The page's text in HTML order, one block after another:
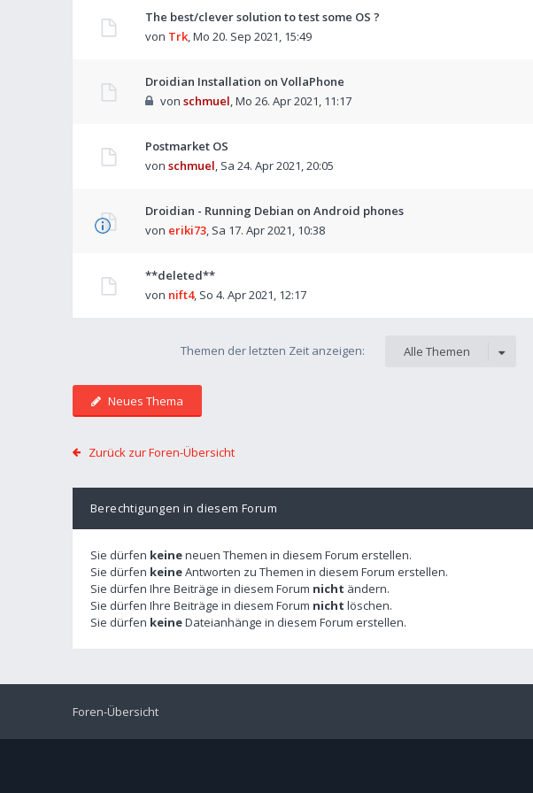
The best/clever solution to test some OS ?
von Trk,Mo 20. Sep 2021, 15:49
Droidian Installation on VollaPhone
von schmuel,Mo 26. Apr 2021, 11:17
Postmarket OS
von schmuel, Sa 24. Apr 2021, 20:05
Droidian - Running Debian on Android phones
von eriki73, Sa 17. Apr 2021, 10:38
**deleted**
von nift4, So 4. Apr 2021, 12:17
Themen der letzten Zeit anzeigen: Alle Themen
Neues Thema
Zurück zur Foren-Übersicht
Berechtigungen in diesem Forum
Sie dürfen keineneuen Themen in diesem Forum erstellen.
Sie dürfen keineAntworten zu Themen in diesem Forum erstellen.
Sie dürfen Ihre Beiträge in diesem Forum nicht ändern.
Sie dürfen Ihre Beiträge in diesem Forum nicht löschen.
Sie dürfen keineDateianhänge in diesem Forum erstellen.
Foren-Übersicht